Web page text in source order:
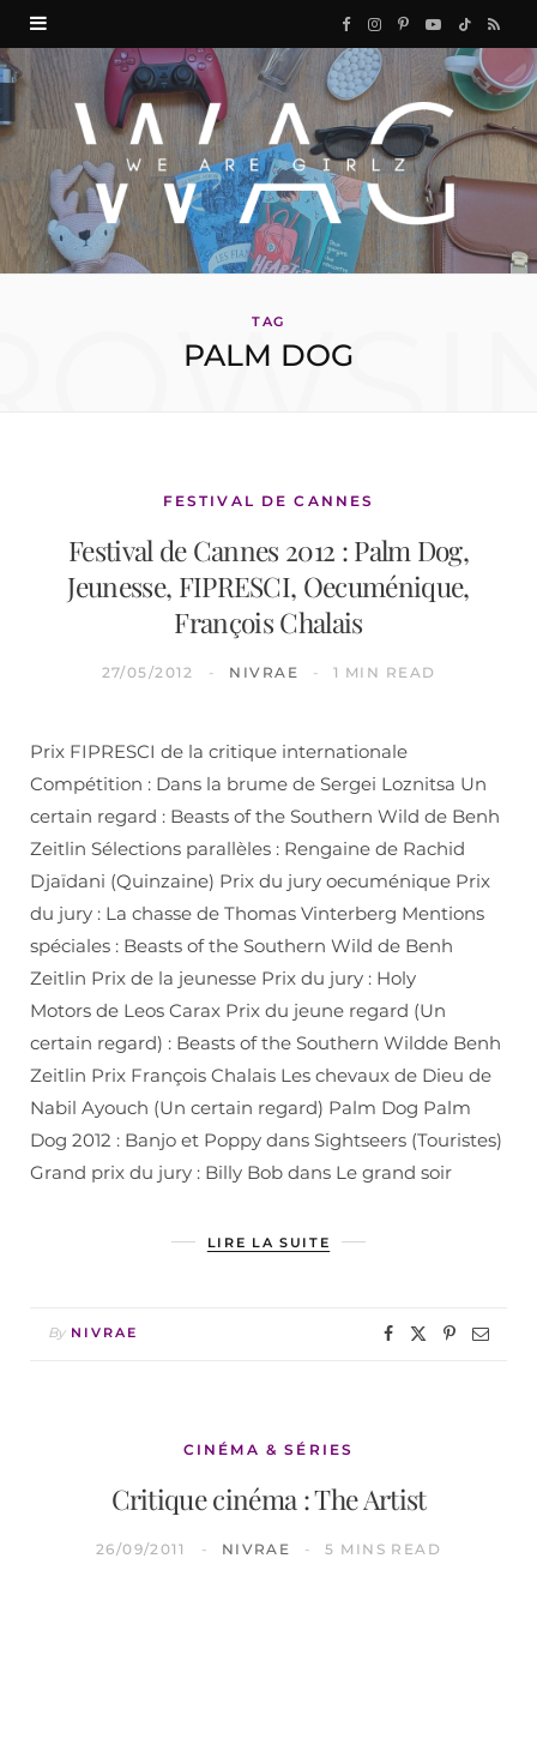
F
a
c
e
b
o
k
I
n
s
a
P
n
e
Y
o
u
u
T
i
k
R
S
TAG
PALM DOG
FESTIVAL DE CANNES
Festival de Cannes 2012 : Palm Dog,
Jeunesse, FIPRESCI, Oecuménique,
François Chalais
27/05/2012 NIVRAE 1 MIN READ
Prix FIPRESCI de la critique internationale
Compétition : Dans la brume de Sergei Loznitsa Un
certain regard : Beasts of the Southern Wild de Benh
Zeitlin Sélections parallèles : Rengaine de Rachid
Djaïdani (Quinzaine) Prix du jury oecuménique Prix
du jury : La chasse de Thomas Vinterberg Mentions
spéciales : Beasts of the Southern Wild de Benh
Zeitlin Prix de la jeunesse Prix du jury : Holy
Motors de Leos Carax Prix du jeune regard (Un
certain regard) : Beasts of the Southern Wildde Benh
Zeitlin Prix François Chalais Les chevaux de Dieu de
Nabil Ayouch (Un certain regard) Palm Dog Palm
Dog 2012 : Banjo et Poppy dans Sightseers (Touristes)
Grand prix du jury : Billy Bob dans Le grand soir
LIRE LA SUITE
By NIVRAE
CINÉMA & SÉRIES
Critique cinéma : The Artist
26/09/2011 NIVRAE 5 MINS READ